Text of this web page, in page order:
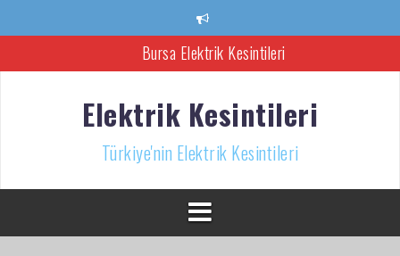
Bursa Elektrik Kesintileri
Türkiye’nin Elektrik Kesintileri Haber Kaynağı
İzmir Elektrik Kesintisi
Elektrik Kesintileri
Türkiye'nin Elektrik Kesintileri